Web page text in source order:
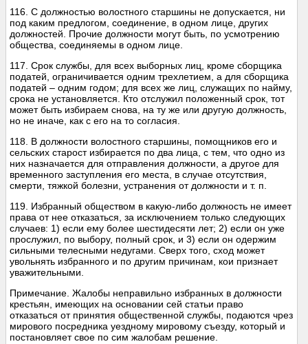
116. С должностью волостного старшины не допускается, ни
под каким предлогом, соединение, в одном лице, других
должностей. Прочие должности могут быть, по усмотрению
общества, соединяемы в одном лице.
117. Срок службы, для всех выборных лиц, кроме сборщика
податей, ограничивается одним трехлетием, а для сборщика
податей – одним годом; для всех же лиц, служащих по найму,
срока не установляется. Кто отслужил положенный срок, тот
может быть избираем снова, на ту же или другую должность,
но не иначе, как с его на то согласия.
118. В должности волостного старшины, помощников его и
сельских старост избирается по два лица, с тем, что одно из
них назначается для отправления должности, а другое для
временного заступления его места, в случае отсутствия,
смерти, тяжкой болезни, устранения от должности и т. п.
119. Избранный обществом в какую-либо должность не имеет
права от нее отказаться, за исключением только следующих
случаев: 1) если ему более шестидесяти лет; 2) если он уже
прослужил, по выбору, полный срок, и 3) если он одержим
сильными телесными недугами. Сверх того, сход может
увольнять избранного и по другим причинам, кои признает
уважительными.
Примечание. Жалобы неправильно избранных в должности
крестьян, имеющих на основании сей статьи право
отказаться от принятия общественной службы, подаются чрез
мирового посредника уездному мировому съезду, который и
постановляет свое по сим жалобам решение.